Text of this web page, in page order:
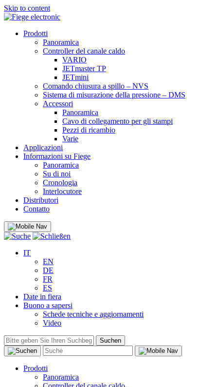
Skip to content
Prodotti
Panoramica
Controller del canale caldo
VARIO
JETmaster TP
JETmini
Comando chiusura a spillo – NVS
Sistema di misurazione della pressione – DMS
Accessori
Panoramica
Cavo di collegamento per gli stampi
Pezzi di ricambio
Varie
Applicazioni
Informazioni su Fiege
Panoramica
Su di noi
Cronologia
Interlocutore
Distributori
Contatto
IT
EN
DE
FR
ES
Date in fiera
Buono a sapersi
Schede tecniche e aggiornamenti
Video
Suchen
Prodotti
Panoramica